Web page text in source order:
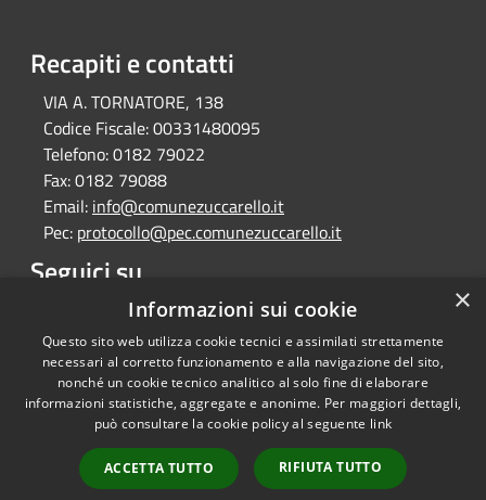
Recapiti e contatti
VIA A. TORNATORE, 138
Codice Fiscale:00331480095
Telefono:0182 79022
Fax:0182 79088
Email: info@comunezuccarello.it
Pec: protocollo@pec.comunezuccarello.it
Seguici su
Facebook
RSS
Accessibilità
Copyright © 2026 • Comune di
Municipium•
Accesso
redazione
×
Informazioni sui cookie
Questo sito web utilizza cookie tecnici e assimilati strettamente
necessari al corretto funzionamento e alla navigazione del sito,
nonché un cookie tecnico analitico al solo fine di elaborare
informazioni statistiche, aggregate e anonime. Per maggiori dettagli,
può consultare la cookie policy al seguente link
ACCETTA TUTTO RIFIUTA TUTTO